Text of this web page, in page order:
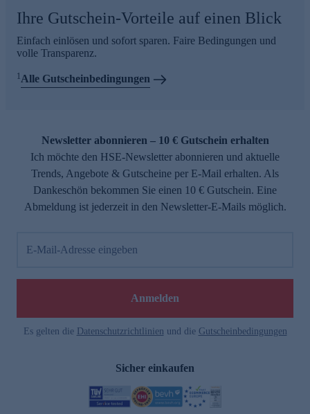
Ihre Gutschein-Vorteile auf einen Blick
Einfach einlösen und sofort sparen. Faire Bedingungen und
volle Transparenz.
1Alle Gutscheinbedingungen
Newsletter abonnieren – 10 € Gutschein erhalten
Ich möchte den HSE-Newsletter abonnieren und aktuelle
Trends, Angebote & Gutscheine per E-Mail erhalten. Als
Dankeschön bekommen Sie einen 10 € Gutschein. Eine
Abmeldung ist jederzeit in den Newsletter-E-Mails möglich.
E-Mail-Adresse eingeben
Anmelden
Es gelten die Datenschutzrichtlinien und die Gutscheinbedingungen
Sicher einkaufen